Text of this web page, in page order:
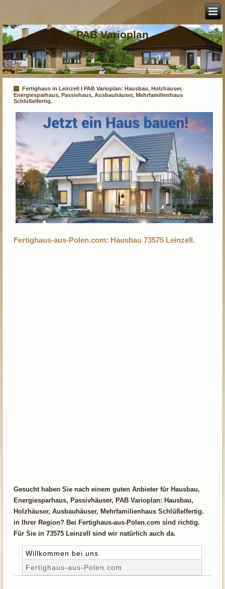
PAB Varioplan
Fertighaus in Leinzell | PAB Varioplan: Hausbau, Holzhäuser,
Energiesparhaus, Passivhaus, Ausbauhäuser, Mehrfamilienhaus
Schlüßelfertig.
Fertighaus-aus-Polen.com: Hausbau 73575 Leinzell.
Gesucht haben Sie nach einem guten Anbieter für Hausbau,
Energiesparhaus, Passivhäuser, PAB Varioplan: Hausbau,
Holzhäuser, Ausbauhäuser, Mehrfamilienhaus Schlüßelfertig.
in Ihrer Region? Bei Fertighaus-aus-Polen.com sind richtig.
Für Sie in 73575 Leinzell sind wir natürlich auch da.
Willkommen bei uns.
Fertighaus-aus-Polen.com